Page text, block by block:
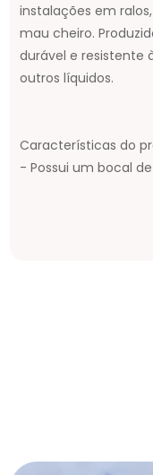
instalações em
mau cheiro.
durável e resistente
outros líquidos.
Características do
- Possui um bocal